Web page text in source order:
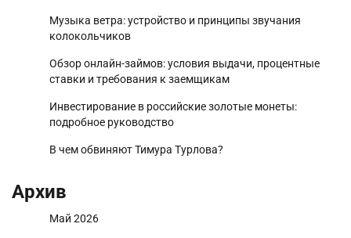
Музыка ветра: устройство и принципы звучания
колокольчиков
Обзор онлайн-займов: условия выдачи, процентные
ставки и требования к заемщикам
Инвестирование в российские золотые монеты:
подробное руководство
В чем обвиняют Тимура Турлова?
Архив
Май 2026